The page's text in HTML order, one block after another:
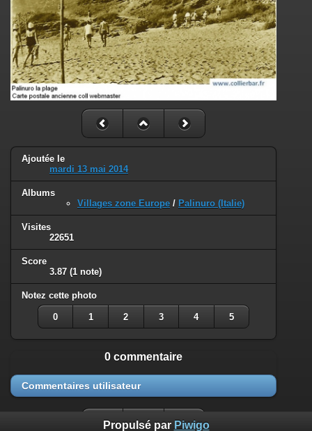
Ajoutée le
mardi 13 mai 2014
Albums
Villages zone Europe / Palinuro (Italie)
Visites
22651
Score
3.87 (1 note)
Notez cette photo
0 1 2 3 4 5
0 commentaire
Commentaires utilisateur
Propulsé par Piwigo